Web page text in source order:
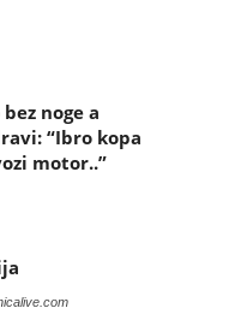
noge a
“Ibro kopa
motor..”